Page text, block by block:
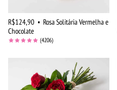
R$124,90 • Rosa Solitária Vermelha e
Chocolate
(4206)